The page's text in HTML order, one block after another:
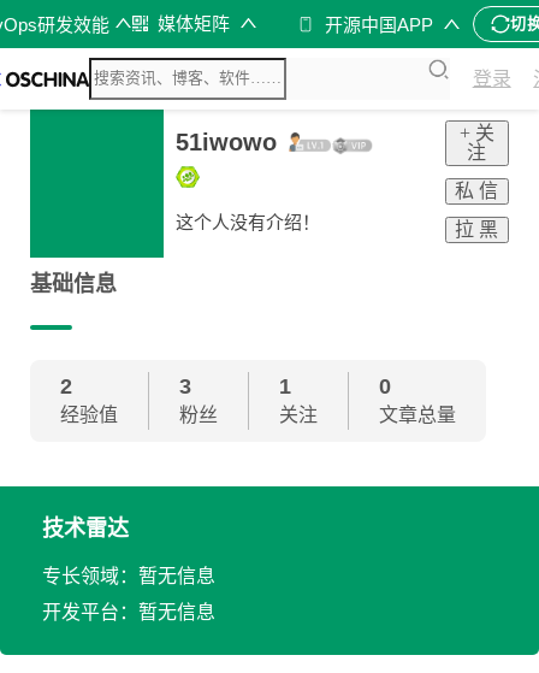
研发效能 媒体矩阵 开源中国APP 切
登录
51iwowo
这个人没有介绍！
+ 关
注
私 信
拉 黑
基础信息
2
经验值
3
粉丝
1
关注
0
文章总量
技术雷达
专长领域：暂无信息
开发平台：暂无信息